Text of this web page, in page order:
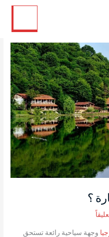
؟
وجهة سياحية رائعة تستحق